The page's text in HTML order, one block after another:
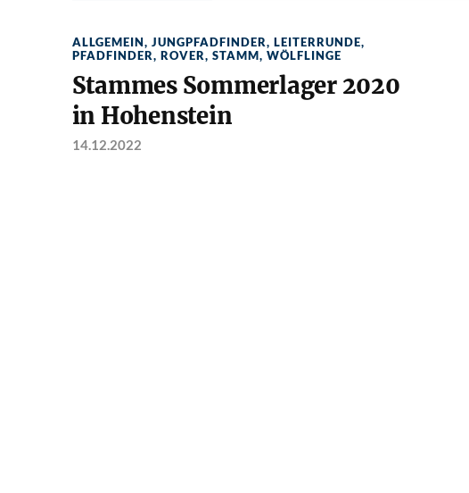
ALLGEMEIN, JUNGPFADFINDER, LEITERRUNDE,
PFADFINDER, ROVER, STAMM, WÖLFLINGE
Stammes Sommerlager 2020
in Hohenstein
14.12.2022